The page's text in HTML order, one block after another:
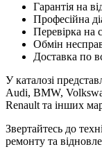
Гарантія на
Професійна
Перевірка на
Обмін
Доставка по
У каталозі
Audi, BMW,
Renault та інших
Звертайтесь до
ремонту та